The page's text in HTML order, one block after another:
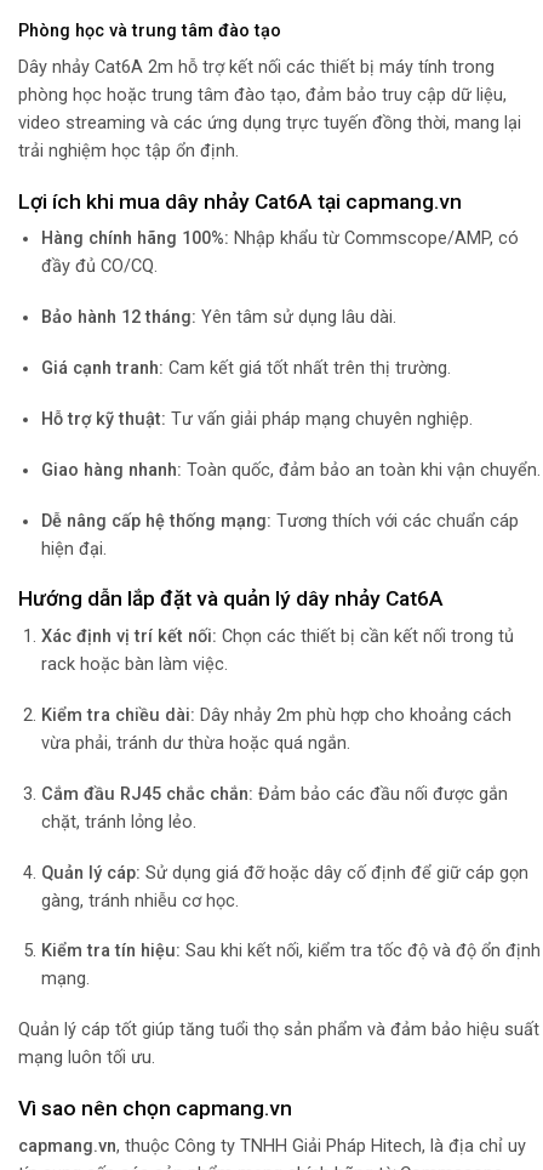
Phòng học và trung tâm đào tạo
Dây nhảy Cat6A 2m hỗ trợ kết nối các thiết bị máy tính trong
phòng học hoặc trung tâm đào tạo, đảm bảo truy cập dữ liệu,
video streaming và các ứng dụng trực tuyến đồng thời, mang lại
trải nghiệm học tập ổn định.
Lợi ích khi mua dây nhảy Cat6A tại capmang.vn
Hàng chính hãng 100%: Nhập khẩu từ Commscope/AMP, có
đầy đủ CO/CQ.
Bảo hành 12 tháng: Yên tâm sử dụng lâu dài.
Giá cạnh tranh: Cam kết giá tốt nhất trên thị trường.
Hỗ trợ kỹ thuật: Tư vấn giải pháp mạng chuyên nghiệp.
Giao hàng nhanh: Toàn quốc, đảm bảo an toàn khi vận chuyển.
Dễ nâng cấp hệ thống mạng: Tương thích với các chuẩn cáp
hiện đại.
Hướng dẫn lắp đặt và quản lý dây nhảy Cat6A
Xác định vị trí kết nối: Chọn các thiết bị cần kết nối trong tủ
rack hoặc bàn làm việc.
Kiểm tra chiều dài: Dây nhảy 2m phù hợp cho khoảng cách
vừa phải, tránh dư thừa hoặc quá ngắn.
Cắm đầu RJ45 chắc chắn: Đảm bảo các đầu nối được gắn
chặt, tránh lỏng lẻo.
Quản lý cáp: Sử dụng giá đỡ hoặc dây cố định để giữ cáp gọn
gàng, tránh nhiễu cơ học.
Kiểm tra tín hiệu: Sau khi kết nối, kiểm tra tốc độ và độ ổn định
mạng.
Quản lý cáp tốt giúp tăng tuổi thọ sản phẩm và đảm bảo hiệu suất
mạng luôn tối ưu.
Vì sao nên chọn capmang.vn
capmang.vn, thuộc Công ty TNHH Giải Pháp Hitech, là địa chỉ uy